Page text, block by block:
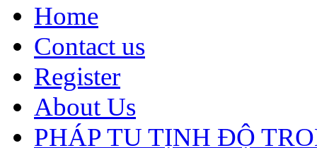
Home
Contact us
Register
About Us
PHÁP TU TỊNH ĐỘ